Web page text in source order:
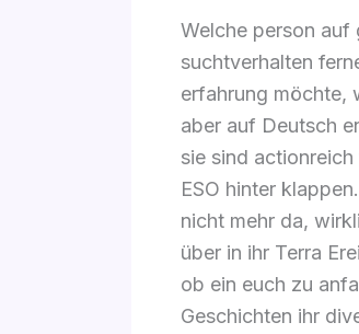
Welche person auf
suchtverhalten
erfahrung möchte,
aber auf Deutsch
sie sind
ESO hinter
nicht mehr da,
über in ihr Terra
ob ein euch zu
Geschichten ihr